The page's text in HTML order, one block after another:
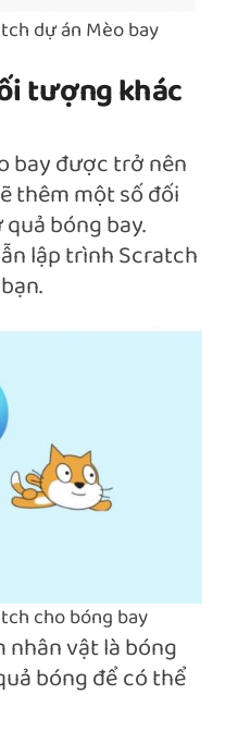
dự án Mèo bay
tượng khác
bay được trở nên
thêm một số đối
bóng bay.
lập trình Scratch
cho bóng bay
nhân vật là bóng
bóng để có thể